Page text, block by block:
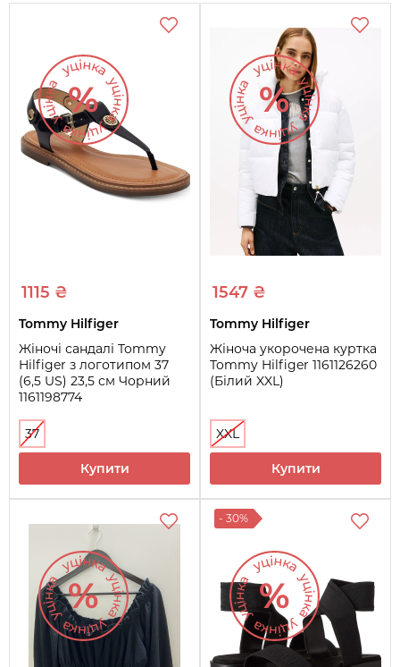
1115 ₴
Tommy Hilfiger
Жіночі сандалі Tommy
Hilfiger з логотипом 37
(6,5 US) 23,5 см Чорний
1161198774
37
Купити
1547 ₴
Tommy Hilfiger
Жіноча укорочена куртка
Tommy Hilfiger 1161126260
(Білий XXL)
XXL
Купити
- 30%